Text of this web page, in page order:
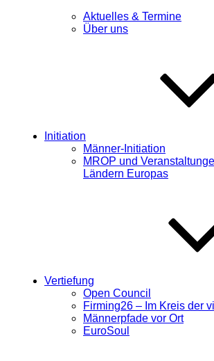
Aktuelles & Termine
Über uns
Initiation
Männer-Initiation
MROP und
Ländern Europas
Vertiefung
Open Council
Firming26 – Im Kreis der
Männerpfade vor Ort
EuroSoul